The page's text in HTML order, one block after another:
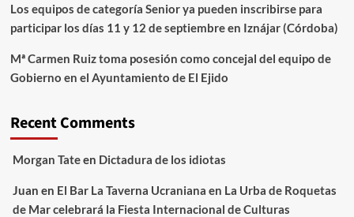
Los equipos de categoría Senior ya pueden inscribirse para
participar los días 11 y 12 de septiembre en Iznájar (Córdoba)
Mª Carmen Ruiz toma posesión como concejal del equipo de
Gobierno en el Ayuntamiento de El Ejido
Recent Comments
Morgan Tateen Dictadura de los idiotas
Juan en El Bar La Taverna Ucraniana en La Urba de Roquetas
de Mar celebrará la Fiesta Internacional de Culturas